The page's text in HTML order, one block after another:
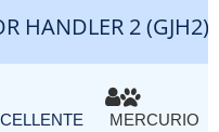
HANDLER 2 (GJH2)
MERCURIO